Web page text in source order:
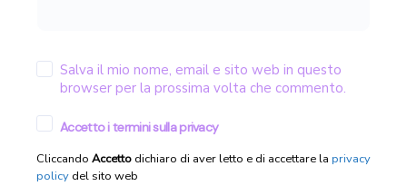
Salva il mio nome, email e sito web in questo
browser per la prossima volta che commento.
Accetto i termini sulla privacy
Cliccando Accetto dichiaro di aver letto e di accettare la privacy
policy del sito web